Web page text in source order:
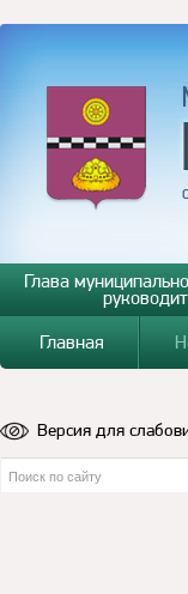
Глава
Главная
Версия для